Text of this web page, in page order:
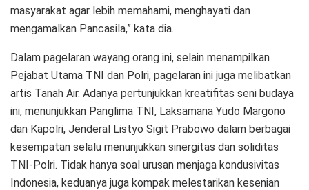
masyarakat agar lebih memahami, menghayati dan
mengamalkan Pancasila,” kata dia.
Dalam pagelaran wayang orang ini, selain menampilkan
Pejabat Utama TNI dan Polri, pagelaran ini juga melibatkan
artis Tanah Air. Adanya pertunjukkan kreatifitas seni budaya
ini, menunjukkan Panglima TNI, Laksamana Yudo Margono
dan Kapolri, Jenderal Listyo Sigit Prabowo dalam berbagai
kesempatan selalu menunjukkan sinergitas dan soliditas
TNI-Polri. Tidak hanya soal urusan menjaga kondusivitas
Indonesia, keduanya juga kompak melestarikan kesenian